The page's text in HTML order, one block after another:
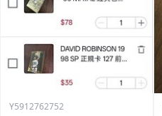
Y5912762752